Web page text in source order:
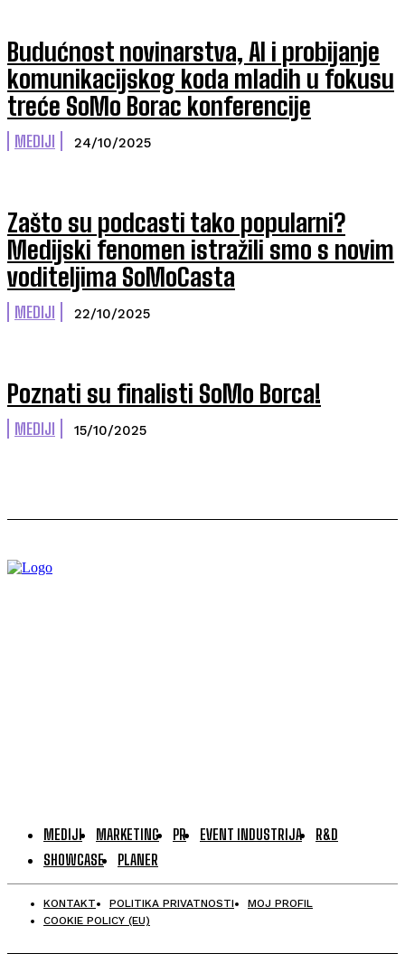
Budućnost novinarstva, AI i probijanje
komunikacijskog koda mladih u fokusu
treće SoMo Borac konferencije
MEDIJI 24/10/2025
Zašto su podcasti tako popularni?
Medijski fenomen istražili smo s novim
voditeljima SoMoCasta
MEDIJI 22/10/2025
Poznati su finalisti SoMo Borca!
MEDIJI 15/10/2025
MEDIJI MARKETING PR EVENT INDUSTRIJA
R&D
SHOWCASE
PLANER
KONTAKT POLITIKA PRIVATNOSTI
MOJ PROFIL
COOKIE POLICY (EU)